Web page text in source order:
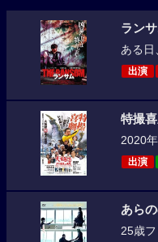
ラン
ある日
出演
特撮
2020
出演
あら
25歳